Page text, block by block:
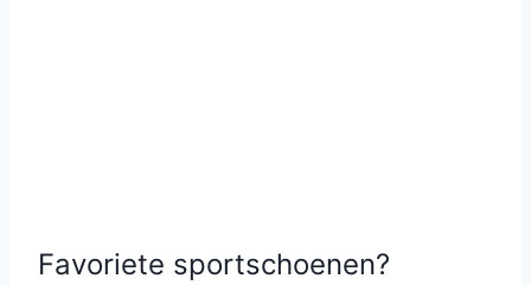
Favoriete sportschoenen?